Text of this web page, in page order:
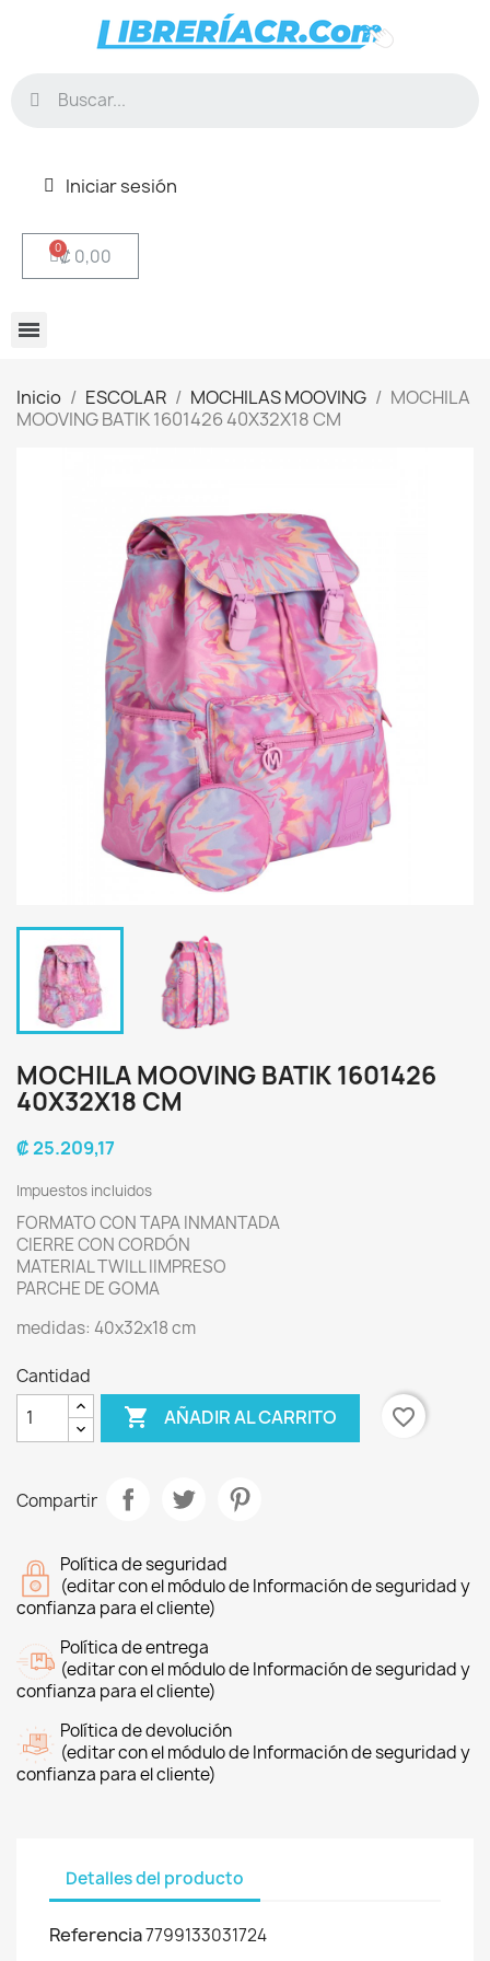
Iniciar sesión
₡ 0,00
Inicio ESCOLAR MOCHILAS MOOVING
MOCHILA
MOOVING BATIK 1601426 40X32X18 CM
MOCHILA MOOVING BATIK 1601426
40X32X18 CM
₡ 25.209,17
Impuestos incluidos
FORMATO CON TAPA INMANTADA
CIERRE CON CORDÓN
MATERIAL TWILL IIMPRESO
PARCHE DE GOMA
medidas: 40x32x18 cm
Cantidad
 AÑADIR AL CARRITO favorite_border
Compartir
Política de seguridad
(editar con el módulo de Información de seguridad y
confianza para el cliente)
Política de entrega
(editar con el módulo de Información de seguridad y
confianza para el cliente)
Política de devolución
(editar con el módulo de Información de seguridad y
confianza para el cliente)
Detalles del producto
Referencia7799133031724